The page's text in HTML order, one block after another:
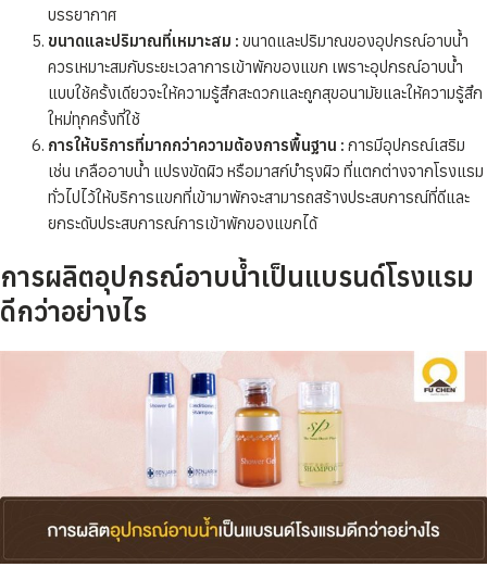
บรรยากาศ
ขนาดและปริมาณที่เหมาะสม : ขนาดและปริมาณของอุปกรณ์อาบน้ำ
ควรเหมาะสมกับระยะเวลาการเข้าพักของแขก​ เพราะอุปกรณ์อาบน้ำ
แบบใช้ครั้งเดียวจะให้ความรู้สึกสะดวกและถูกสุขอนามัยและให้ความรู้สึก
ใหม่ทุกครั้งที่ใช้
การให้บริการที่มากกว่าความต้องการพื้นฐาน : การมีอุปกรณ์เสริม
เช่น เกลืออาบน้ำ แปรงขัดผิว หรือมาสก์บำรุงผิว ที่แตกต่างจากโรงแรม
ทั่วไปไว้ให้บริการแขกที่เข้ามาพักจะสามารถสร้างประสบการณ์ที่ดีและ
ยกระดับประสบการณ์การเข้าพักของแขกได้
การผลิตอุปกรณ์อาบน้ำเป็นแบรนด์โรงแรม
ดีกว่าอย่างไร